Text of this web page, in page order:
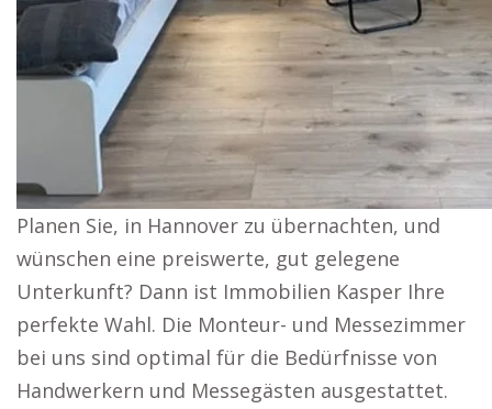
Planen Sie, in Hannover zu übernachten, und
wünschen eine preiswerte, gut gelegene
Unterkunft? Dann ist Immobilien Kasper Ihre
perfekte Wahl. Die Monteur- und Messezimmer
bei uns sind optimal für die Bedürfnisse von
Handwerkern und Messegästen ausgestattet.